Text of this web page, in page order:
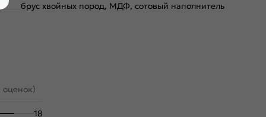
брус хвойных пород, МДФ, сотовый наполнитель
оценок)
18